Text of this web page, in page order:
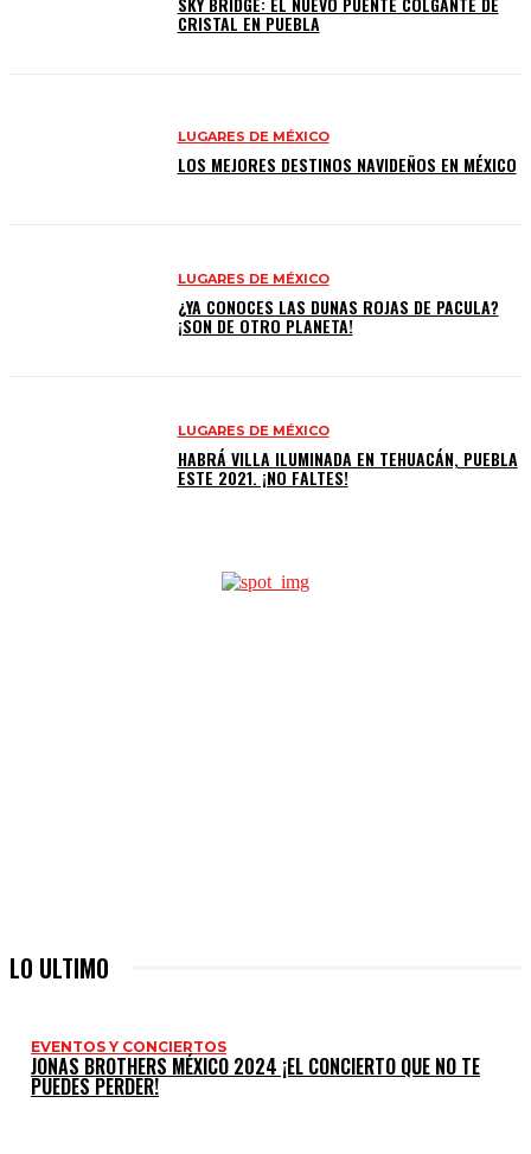
CRISTAL EN PUEBLA
LUGARES DE MÉXICO
LOS MEJORES DESTINOS NAVIDEÑOS EN MÉXICO
LUGARES DE MÉXICO
¿YA CONOCES LAS DUNAS ROJAS DE PACULA?
¡SON DE OTRO PLANETA!
LUGARES DE MÉXICO
HABRÁ VILLA ILUMINADA EN TEHUACÁN, PUEBLA
ESTE 2021. ¡NO FALTES!
LO ULTIMO
EVENTOS Y CONCIERTOS
JONAS BROTHERS MÉXICO 2024 ¡EL CONCIERTO QUE NO TE
PUEDES PERDER!